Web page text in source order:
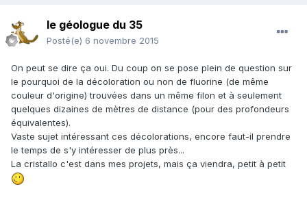
le géologue du 35
Posté(e) 6 novembre 2015
On peut se dire ça oui. Du coup on se pose plein de question sur
le pourquoi de la décoloration ou non de fluorine (de même
couleur d'origine) trouvées dans un même filon et à seulement
quelques dizaines de mètres de distance (pour des profondeurs
équivalentes).
Vaste sujet intéressant ces décolorations, encore faut-il prendre
le temps de s'y intéresser de plus près...
La cristallo c'est dans mes projets, mais ça viendra, petit à petit